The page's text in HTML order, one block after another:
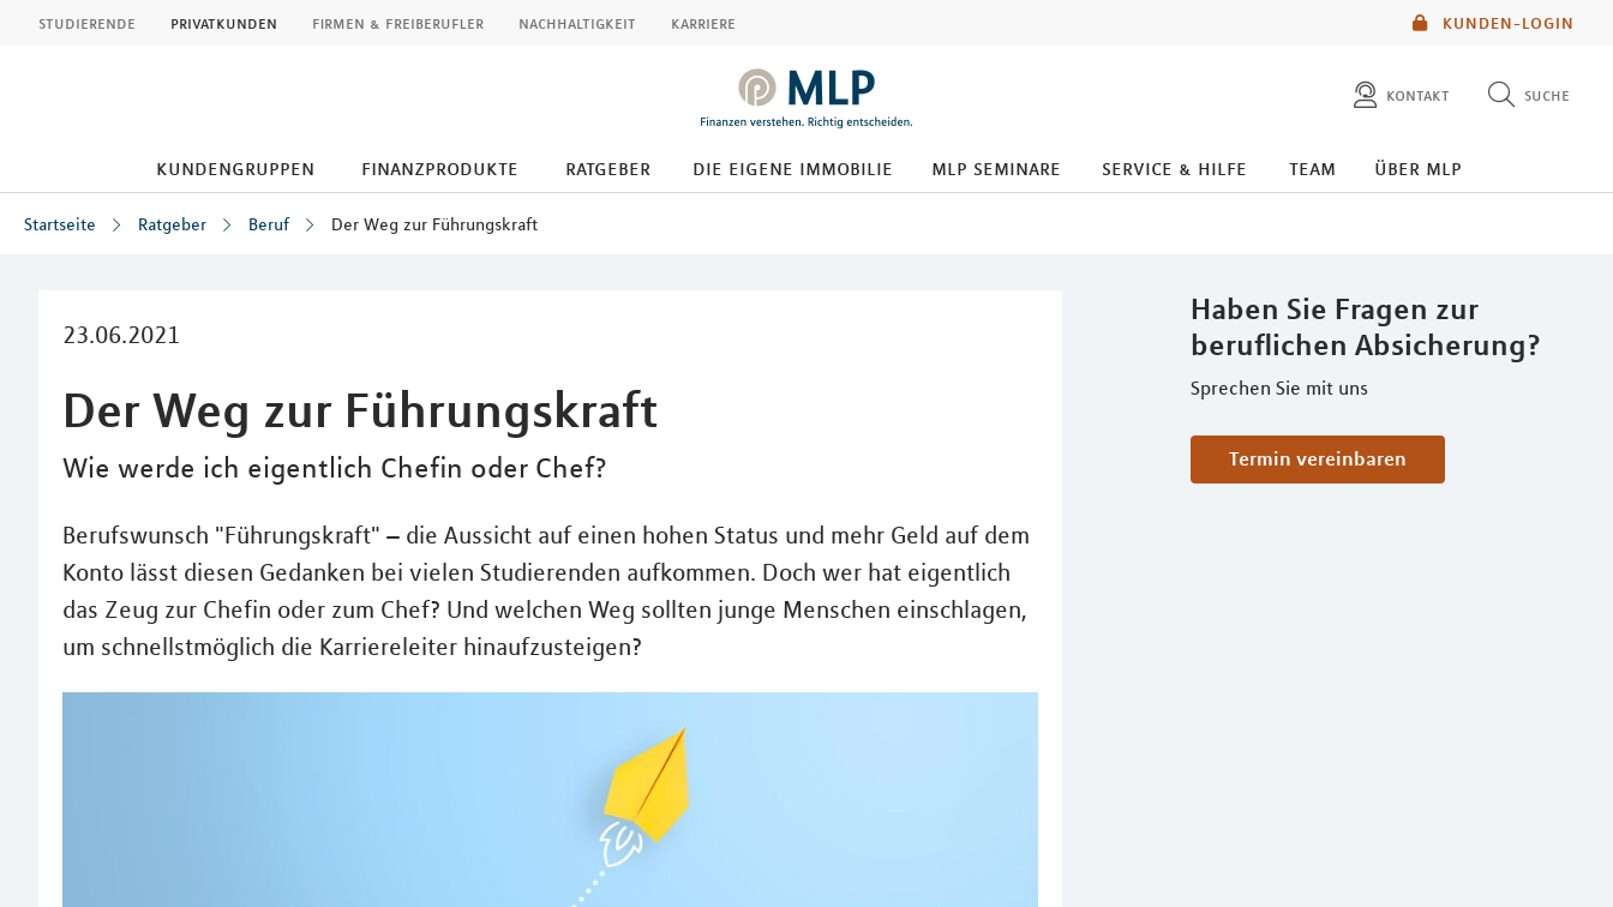
KUNDEN-LOGIN
studierende privatkunden firmen & freiberufler nachhaltigkeit karriere
kontakt suche
diese website durchsuchen
kundengruppen finanzprodukte ratgeber die eigene immobilie mlp seminare service & hilfe team über mlp
Startseite Ratgeber Beruf Der Weg zur Führungskraft
23.06.2021
Der Weg zur Führungskraft
Wie werde ich eigentlich Chefin oder Chef?
Berufswunsch "Führungskraft" – die Aussicht auf einen hohen Status und mehr Geld auf dem
Konto lässt diesen Gedanken bei vielen Studierenden aufkommen. Doch wer hat eigentlich
das Zeug zur Chefin oder zum Chef? Und welchen Weg sollten junge Menschen einschlagen,
um schnellstmöglich die Karriereleiter hinaufzusteigen?
Haben Sie Fragen zur
beruflichen Absicherung?
Sprechen Sie mit uns
Termin vereinbaren